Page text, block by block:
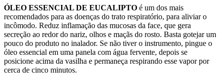
ÓLEO ESSENCIAL DE EUCALIPTO é um dos mais
recomendados para as doenças do trato respiratório, para aliviar o
incômodo. Reduz inflamação das mucosas da face, que gera
secreção ao redor do nariz, olhos e maçãs do rosto. Basta gotejar um
pouco do produto no inalador. Se não tiver o instrumento, pingue o
óleo essencial em uma panela com água fervente, depois se
posicione acima da vasilha e permaneça respirando esse vapor por
cerca de cinco minutos.